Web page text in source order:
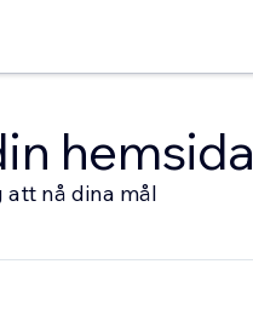
hemsida
att nå dina mål